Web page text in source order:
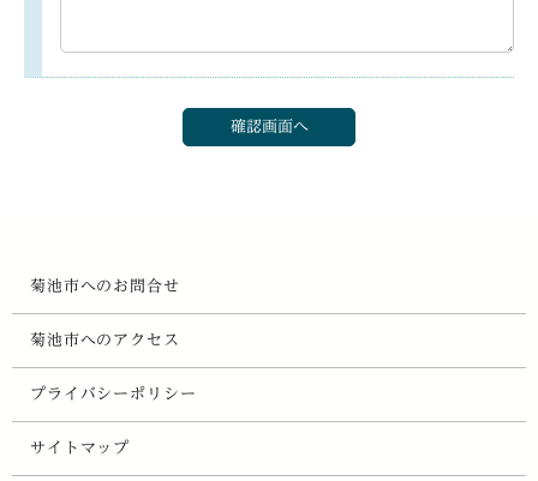
菊池市へのお問合せ
菊池市へのアクセス
プライバシーポリシー
サイトマップ